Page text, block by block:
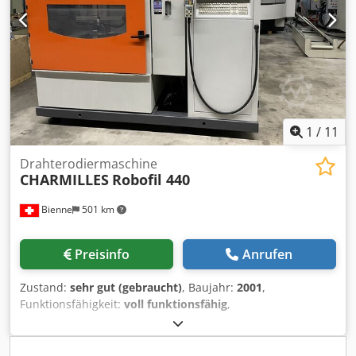
1 / 11
Bienne 501 km
Drahterodiermaschine
CHARMILLES Robofil 440
Preisinfo Anrufen
Zustand: sehr gut (gebraucht), Baujahr: 2001,
Funktionsfähigkeit: voll funktionsfähig,
Maschinen-/Fahrzeugnummer:
Spannung: 400V / 50/60Hz / 3ph. Nettogewicht (Maschine +